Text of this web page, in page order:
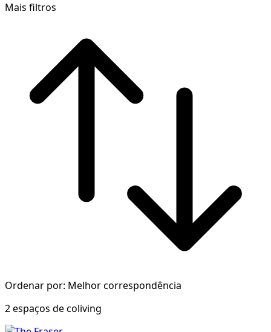
Mais filtros
Ordenar por: Melhor correspondência
2 espaços de coliving